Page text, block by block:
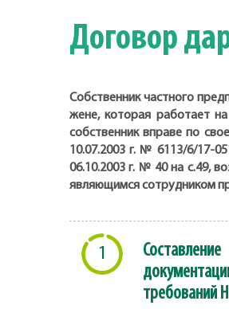
Договор
Собственник частного
жене, которая работает
собственник вправе по
10.07.2003 г. № 6113/6/17-
06.10.2003 г. № 40 на с.49,
являющимся сотрудником
1
требований